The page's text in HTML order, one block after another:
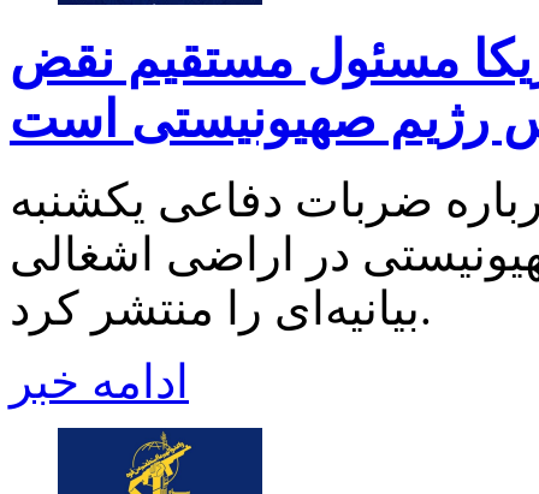
مسئول مستقیم نقض
رژیم صهیونیستی است
ضربات دفاعی یکشنبه
در اراضی اشغالی
بیانیه‌ای را منتشر کرد.
ادامه خبر